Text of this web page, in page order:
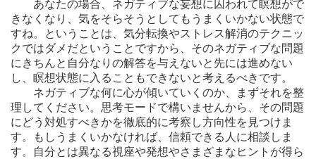
あなたの場合、ネガティブな妄想に囚われて瞑想がで
きなくなり、気をそらそうとしてもうまくいかない状態で
すね。ということは、気分転換やストレス解消のテクニッ
クではダメだということですから、そのネガティブな問題
にきちんと自分なりの解答を与えないと先には進めない
し、瞑想状態に入ることもできないと考えるべきです。
ネガティブな何に心が傾いていくのか、まずそれを整
理してください。思考モードで構いませんから、その問題
にどう対処すべきかを徹底的に考察し方向性を見つけま
す。もしうまくいかなければ、信頼できる人に相談しま
す。自分とは異なる視座や発想やさまざまなヒントが得ら